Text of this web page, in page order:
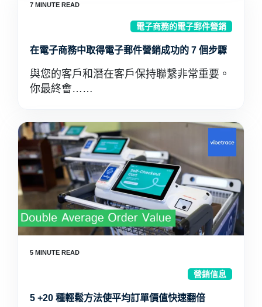
電子商務的電子郵件營銷
在電子商務中取得電子郵件營銷成功的 7 個步驟
與您的客戶和潛在客戶保持聯繫非常重要。
你最終會……
營銷信息
5 +20 種輕鬆方法使平均訂單價值快速翻倍